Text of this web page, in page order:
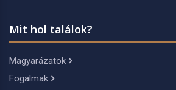
Mit hol találok?
Magyarázatok
Fogalmak